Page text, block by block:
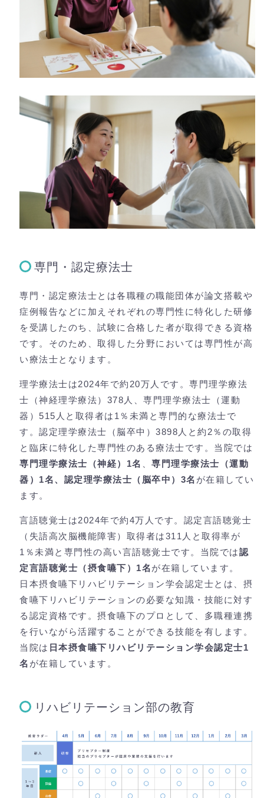
専門・認定療法士
専門・認定療法士とは各職種の職能団体が論文搭載や
症例報告などに加えそれぞれの専門性に特化した研修
を受講したのち、試験に合格した者が取得できる資格
です。そのため、取得した分野においては専門性が高
い療法士となります。
理学療法士は2024年で約20万人です。専門理学療法
士（神経理学療法）378人、専門理学療法士（運動
器）515人と取得者は1％未満と専門的な療法士で
す。認定理学療法士（脳卒中）3898人と約2％の取得
と臨床に特化した専門性のある療法士です。当院では
専門理学療法士（神経）1名
専門理学療法士（運動
器）1名、認定理学療法士（脳卒中）3名 が在籍してい
ます。
言語聴覚士は2024年で約4万人です。認定言語聴覚士
（失語高次脳機能障害）取得者は311人と取得率が
1％未満と専門性の高い言語聴覚士です。当院では認
定言語聴覚士（摂食嚥下）1名が在籍しています。
日本摂食嚥下リハビリテーション学会認定士とは、摂
食嚥下リハビリテーションの必要な知識・技能に対す
る認定資格です。摂食嚥下のプロとして、多職種連携
を行いながら活躍することができる技能を有します。
当院は 日本摂食嚥下リハビリテーション学会認定士1
名 が在籍しています。
リハビリテーション部の教育